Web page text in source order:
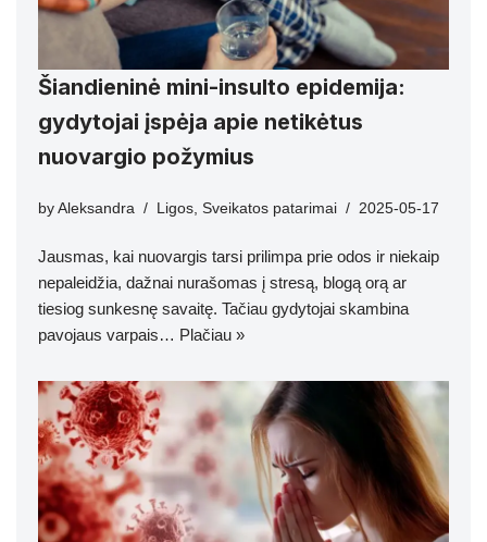
Šiandieninė mini-insulto epidemija:
gydytojai įspėja apie netikėtus
nuovargio požymius
by Aleksandra Ligos Sveikatos patarimai 2025-05-17
Jausmas, kai nuovargis tarsi prilimpa prie odos ir niekaip
nepaleidžia, dažnai nurašomas į stresą, blogą orą ar
tiesiog sunkesnę savaitę. Tačiau gydytojai skambina
pavojaus varpais… Plačiau »